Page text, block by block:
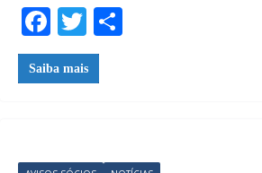
F
ac
e
o
T
w
itt
Saiba mais